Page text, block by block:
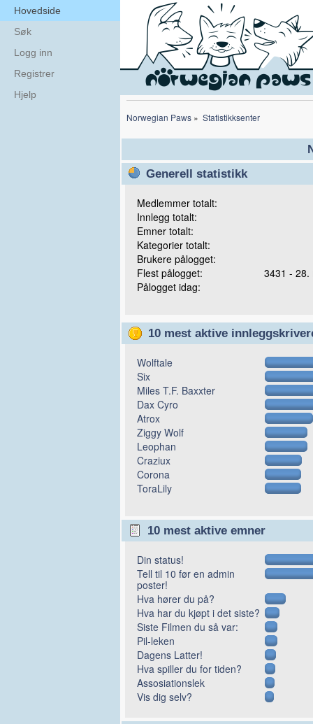
Hovedside
Søk
Logg inn
Registrer
Hjelp
Norwegian Paws » Statistikksenter
Generell statistikk
Medlemmer totalt:
Innlegg totalt:
Emner totalt:
Kategorier totalt:
Brukere pålogget:
Flest pålogget:
3431 - 28.
Pålogget idag:
10 mest aktive
Wolftale
Six
Miles T.F. Baxxter
Dax Cyro
Atrox
Ziggy Wolf
Leophan
Craziux
Corona
ToraLily
10 mest aktive emner
Din status!
Tell til 10 før en admin
poster!
Hva hører du på?
Hva har du kjøpt i det siste?
Siste Filmen du så var:
Pil-leken
Dagens Latter!
Hva spiller du for tiden?
Assosiationslek
Vis dig selv?